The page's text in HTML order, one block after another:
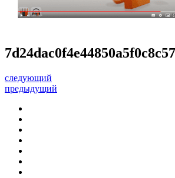
следующий
предыдущий